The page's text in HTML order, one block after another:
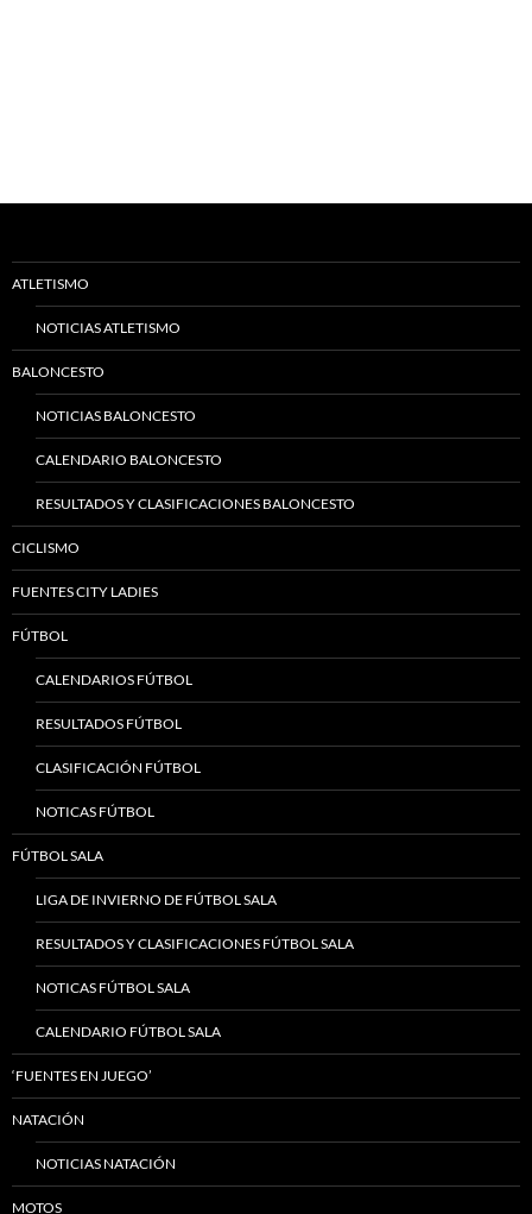
ATLETISMO
NOTICIAS ATLETISMO
BALONCESTO
NOTICIAS BALONCESTO
CALENDARIO BALONCESTO
RESULTADOS Y CLASIFICACIONES BALONCESTO
CICLISMO
FUENTES CITY LADIES
FÚTBOL
CALENDARIOS FÚTBOL
RESULTADOS FÚTBOL
CLASIFICACIÓN FÚTBOL
NOTICAS FÚTBOL
FÚTBOL SALA
LIGA DE INVIERNO DE FÚTBOL SALA
RESULTADOS Y CLASIFICACIONES FÚTBOL SALA
NOTICAS FÚTBOL SALA
CALENDARIO FÚTBOL SALA
‘FUENTES EN JUEGO’
NATACIÓN
NOTICIAS NATACIÓN
MOTOS